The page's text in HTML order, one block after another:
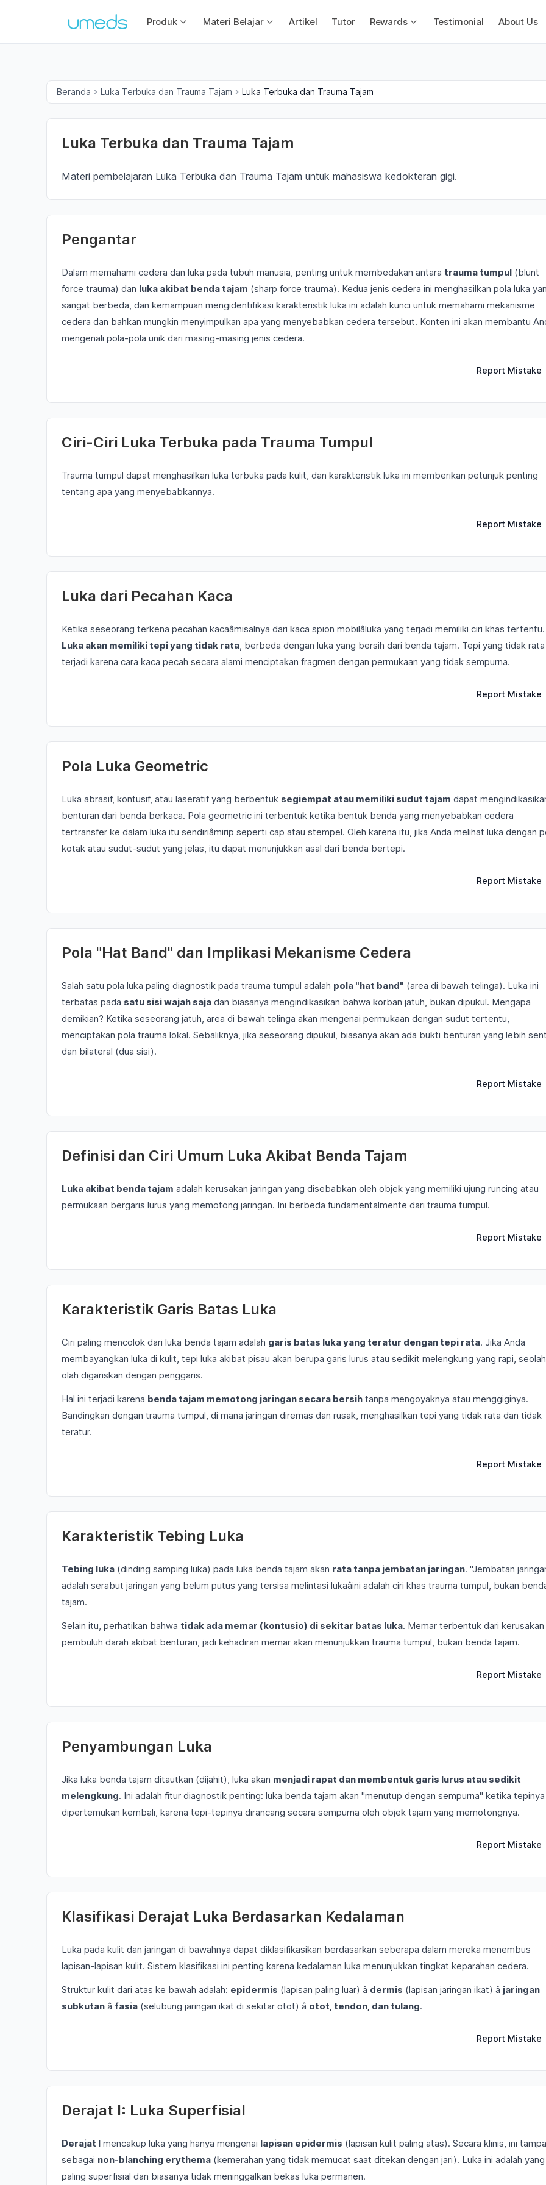
Produk Materi Belajar Artikel Tutor Rewards Testimonial About Us
Beranda Luka Terbuka dan Trauma Tajam Luka Terbuka dan Trauma Tajam
Luka Terbuka dan Trauma Tajam
Materi pembelajaran Luka Terbuka dan Trauma Tajam untuk mahasiswa kedokteran gigi.
Pengantar
Dalam memahami cedera dan luka pada tubuh manusia, penting untuk membedakan antara trauma tumpul (blunt
force trauma) dan luka akibat benda tajam (sharp force trauma). Kedua jenis cedera ini menghasilkan pola luka
sangat berbeda, dan kemampuan mengidentifikasi karakteristik luka ini adalah kunci untuk memahami mekanisme
cedera dan bahkan mungkin menyimpulkan apa yang menyebabkan cedera tersebut. Konten ini akan membantu
mengenali pola-pola unik dari masing-masing jenis cedera.
Report Mistake
Ciri-Ciri Luka Terbuka pada Trauma Tumpul
Trauma tumpul dapat menghasilkan luka terbuka pada kulit, dan karakteristik luka ini memberikan petunjuk penting
tentang apa yang menyebabkannya.
Report Mistake
Luka dari Pecahan Kaca
Ketika seseorang terkena pecahan kacaâmisalnya dari kaca spion mobilâluka yang terjadi memiliki ciri khas tertentu.
Luka akan memiliki tepi yang tidak rata, berbeda dengan luka yang bersih dari benda tajam. Tepi yang tidak rata
terjadi karena cara kaca pecah secara alami menciptakan fragmen dengan permukaan yang tidak sempurna.
Report Mistake
Pola Luka Geometric
Luka abrasif, kontusif, atau laseratif yang berbentuk segiempat atau memiliki sudut tajam dapat
benturan dari benda berkaca. Pola geometric ini terbentuk ketika bentuk benda yang menyebabkan cedera
tertransfer ke dalam luka itu sendiriâmirip seperti cap atau stempel. Oleh karena itu, jika Anda melihat luka dengan
kotak atau sudut-sudut yang jelas, itu dapat menunjukkan asal dari benda bertepi.
Report Mistake
Pola "Hat Band" dan Implikasi Mekanisme Cedera
Salah satu pola luka paling diagnostik pada trauma tumpul adalah pola "hat band" (area di bawah telinga). Luka ini
terbatas pada satu sisi wajah saja dan biasanya mengindikasikan bahwa korban jatuh, bukan dipukul. Mengapa
demikian? Ketika seseorang jatuh, area di bawah telinga akan mengenai permukaan dengan sudut tertentu,
menciptakan pola trauma lokal. Sebaliknya, jika seseorang dipukul, biasanya akan ada bukti benturan yang lebih
dan bilateral (dua sisi).
Report Mistake
Definisi dan Ciri Umum Luka Akibat Benda Tajam
Luka akibat benda tajam adalah kerusakan jaringan yang disebabkan oleh objek yang memiliki ujung runcing atau
permukaan bergaris lurus yang memotong jaringan. Ini berbeda fundamentalmente dari trauma tumpul.
Report Mistake
Karakteristik Garis Batas Luka
Ciri paling mencolok dari luka benda tajam adalah garis batas luka yang teratur dengan tepi rata. Jika Anda
membayangkan luka di kulit, tepi luka akibat pisau akan berupa garis lurus atau sedikit melengkung yang rapi,
olah digariskan dengan penggaris.
Hal ini terjadi karena benda tajam memotong jaringan secara bersih tanpa mengoyaknya atau menggiginya.
Bandingkan dengan trauma tumpul, di mana jaringan diremas dan rusak, menghasilkan tepi yang tidak rata dan tidak
teratur.
Report Mistake
Karakteristik Tebing Luka
Tebing luka (dinding samping luka) pada luka benda tajam akan rata tanpa jembatan jaringan. "Jembatan
adalah serabut jaringan yang belum putus yang tersisa melintasi lukaâini adalah ciri khas trauma tumpul, bukan
tajam.
Selain itu, perhatikan bahwa tidak ada memar (kontusio) di sekitar batas luka. Memar terbentuk dari kerusakan
pembuluh darah akibat benturan, jadi kehadiran memar akan menunjukkan trauma tumpul, bukan benda tajam.
Report Mistake
Penyambungan Luka
Jika luka benda tajam ditautkan (dijahit), luka akan menjadi rapat dan membentuk garis lurus atau sedikit
melengkung. Ini adalah fitur diagnostik penting: luka benda tajam akan "menutup dengan sempurna" ketika tepinya
dipertemukan kembali, karena tepi-tepinya dirancang secara sempurna oleh objek tajam yang memotongnya.
Report Mistake
Klasifikasi Derajat Luka Berdasarkan Kedalaman
Luka pada kulit dan jaringan di bawahnya dapat diklasifikasikan berdasarkan seberapa dalam mereka menembus
lapisan-lapisan kulit. Sistem klasifikasi ini penting karena kedalaman luka menunjukkan tingkat keparahan cedera.
Struktur kulit dari atas ke bawah adalah: epidermis (lapisan paling luar) â dermis (lapisan jaringan ikat) â jaringan
subkutan â fasia (selubung jaringan ikat di sekitar otot) â otot, tendon, dan tulang.
Report Mistake
Derajat I: Luka Superfisial
Derajat I mencakup luka yang hanya mengenai lapisan epidermis (lapisan kulit paling atas). Secara klinis, ini
sebagai non-blanching erythema (kemerahan yang tidak memucat saat ditekan dengan jari). Luka ini adalah yang
paling superfisial dan biasanya tidak meninggalkan bekas luka permanen.